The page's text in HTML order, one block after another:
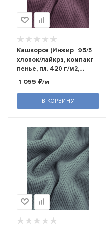
Кашкорсе (Инжир , 95/5
хлопок/лайкра, компакт
пенье, пл. 420 г/м2,
шир.120 см)
1 055 ₽/м
В КОРЗИНУ